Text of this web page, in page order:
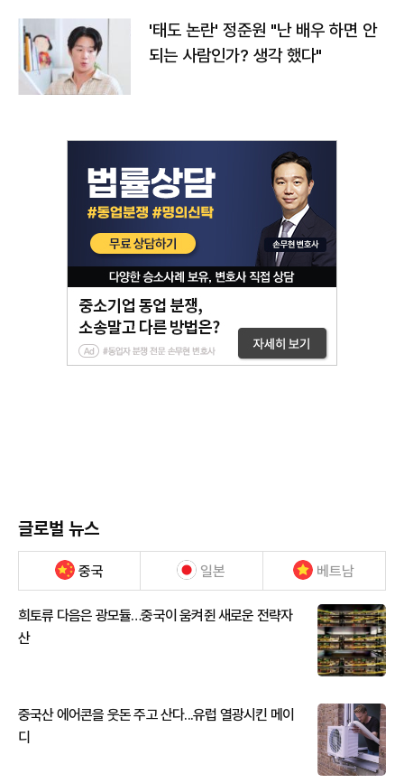
'태도 논란' 정준원 "난 배우 하면 안
되는 사람인가? 생각 했다"
글로벌 뉴스
중국 일본 베트남
희토류 다음은 광모듈…중국이 움켜쥔 새로운 전략자
산
중국산 에어콘을 웃돈 주고 산다...유럽 열광시킨 메이
디